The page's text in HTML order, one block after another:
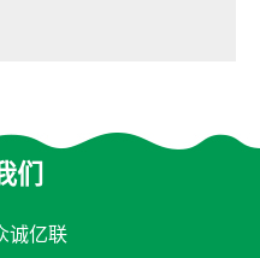
们
诚亿联